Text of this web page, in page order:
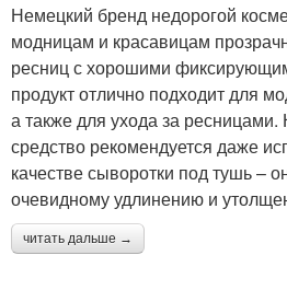
Немецкий бренд недорогой
модницам и красавицам
ресниц с хорошими
продукт отлично подходит для
а также для ухода за ресницами.
средство рекомендуется даже
качестве сыворотки под тушь –
очевидному удлинению и
читать дальше →